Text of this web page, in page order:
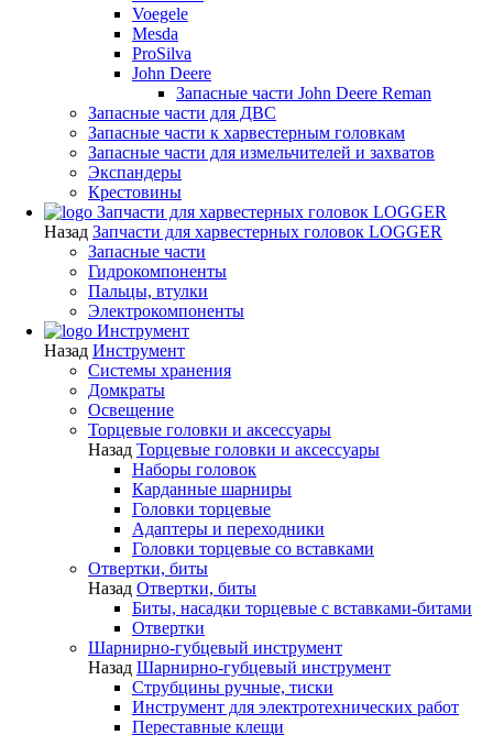
Voegele
Mesda
ProSilva
John Deere
Запасные части John Deere Reman
Запасные части для ДВС
Запасные части к харвестерным головкам
Запасные части для измельчителей и захватов
Экспандеры
Крестовины
Запчасти для харвестерных головок LOGGER
Назад Запчасти для харвестерных головок LOGGER
Запасные части
Гидрокомпоненты
Пальцы, втулки
Электрокомпоненты
Инструмент
Назад Инструмент
Системы хранения
Домкраты
Освещение
Торцевые головки и аксессуары
Назад Торцевые головки и аксессуары
Наборы головок
Карданные шарниры
Головки торцевые
Адаптеры и переходники
Головки торцевые со вставками
Отвертки, биты
Назад Отвертки, биты
Биты, насадки торцевые с вставками-битами
Отвертки
Шарнирно-губцевый инструмент
Назад Шарнирно-губцевый инструмент
Струбцины ручные, тиски
Инструмент для электротехнических работ
Переставные клещи